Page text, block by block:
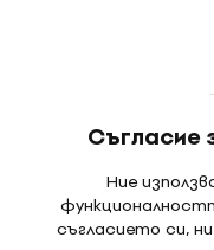
Съгласие
Ние
съгласието си,
шапки